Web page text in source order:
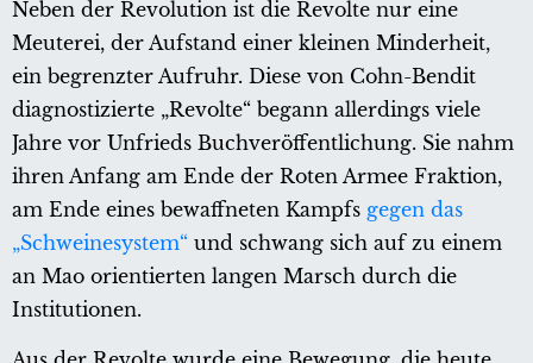
Neben der Revolution ist die Revolte nur eine
Meuterei, der Aufstand einer kleinen Minderheit,
ein begrenzter Aufruhr. Diese von Cohn-Bendit
diagnostizierte „Revolte“ begann allerdings viele
Jahre vor Unfrieds Buchveröffentlichung. Sie nahm
ihren Anfang am Ende der Roten Armee Fraktion,
am Ende eines bewaffneten Kampfs gegen das
„Schweinesystem“ und schwang sich auf zu einem
an Mao orientierten langen Marsch durch die
Institutionen.